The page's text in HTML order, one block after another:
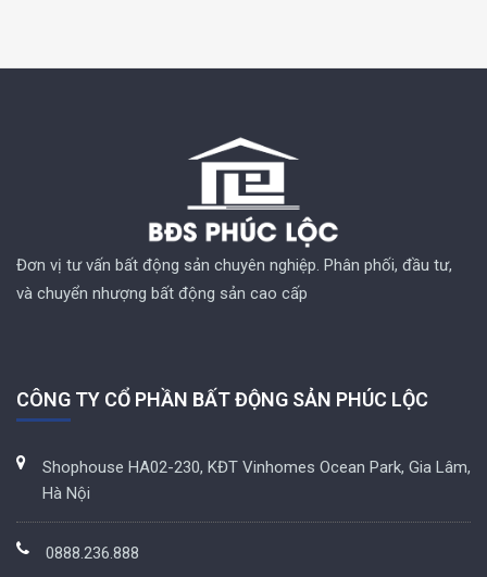
Đơn vị tư vấn bất động sản chuyên nghiệp. Phân phối, đầu tư,
và chuyển nhượng bất động sản cao cấp
CÔNG TY CỔ PHẦN BẤT ĐỘNG SẢN PHÚC LỘC
Shophouse HA02-230, KĐT Vinhomes Ocean Park, Gia Lâm,
Hà Nội
0888.236.888